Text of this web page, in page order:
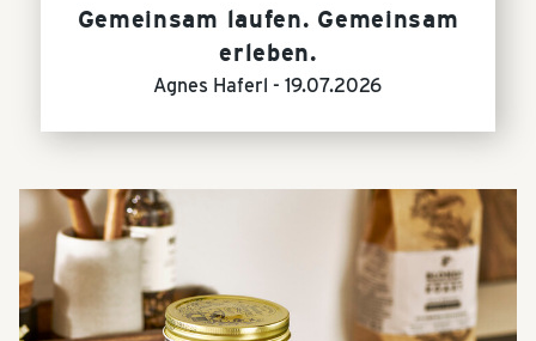
Gemeinsam laufen. Gemeinsam
erleben.
Agnes Haferl -19.07.2026